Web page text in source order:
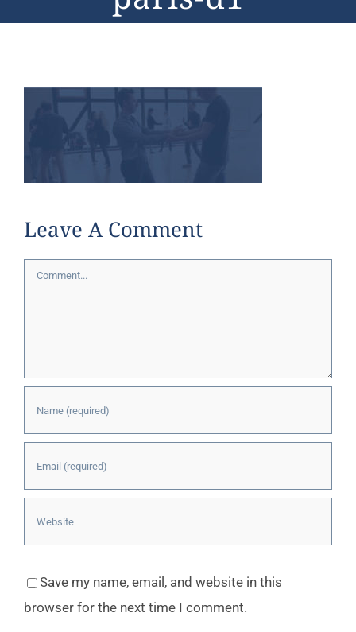
Leave A Comment
Comment
Save my name, email, and website in this
browser for the next time I comment.